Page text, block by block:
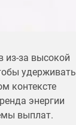
из-за высокой
удерживать
контексте
энергии
выплат.